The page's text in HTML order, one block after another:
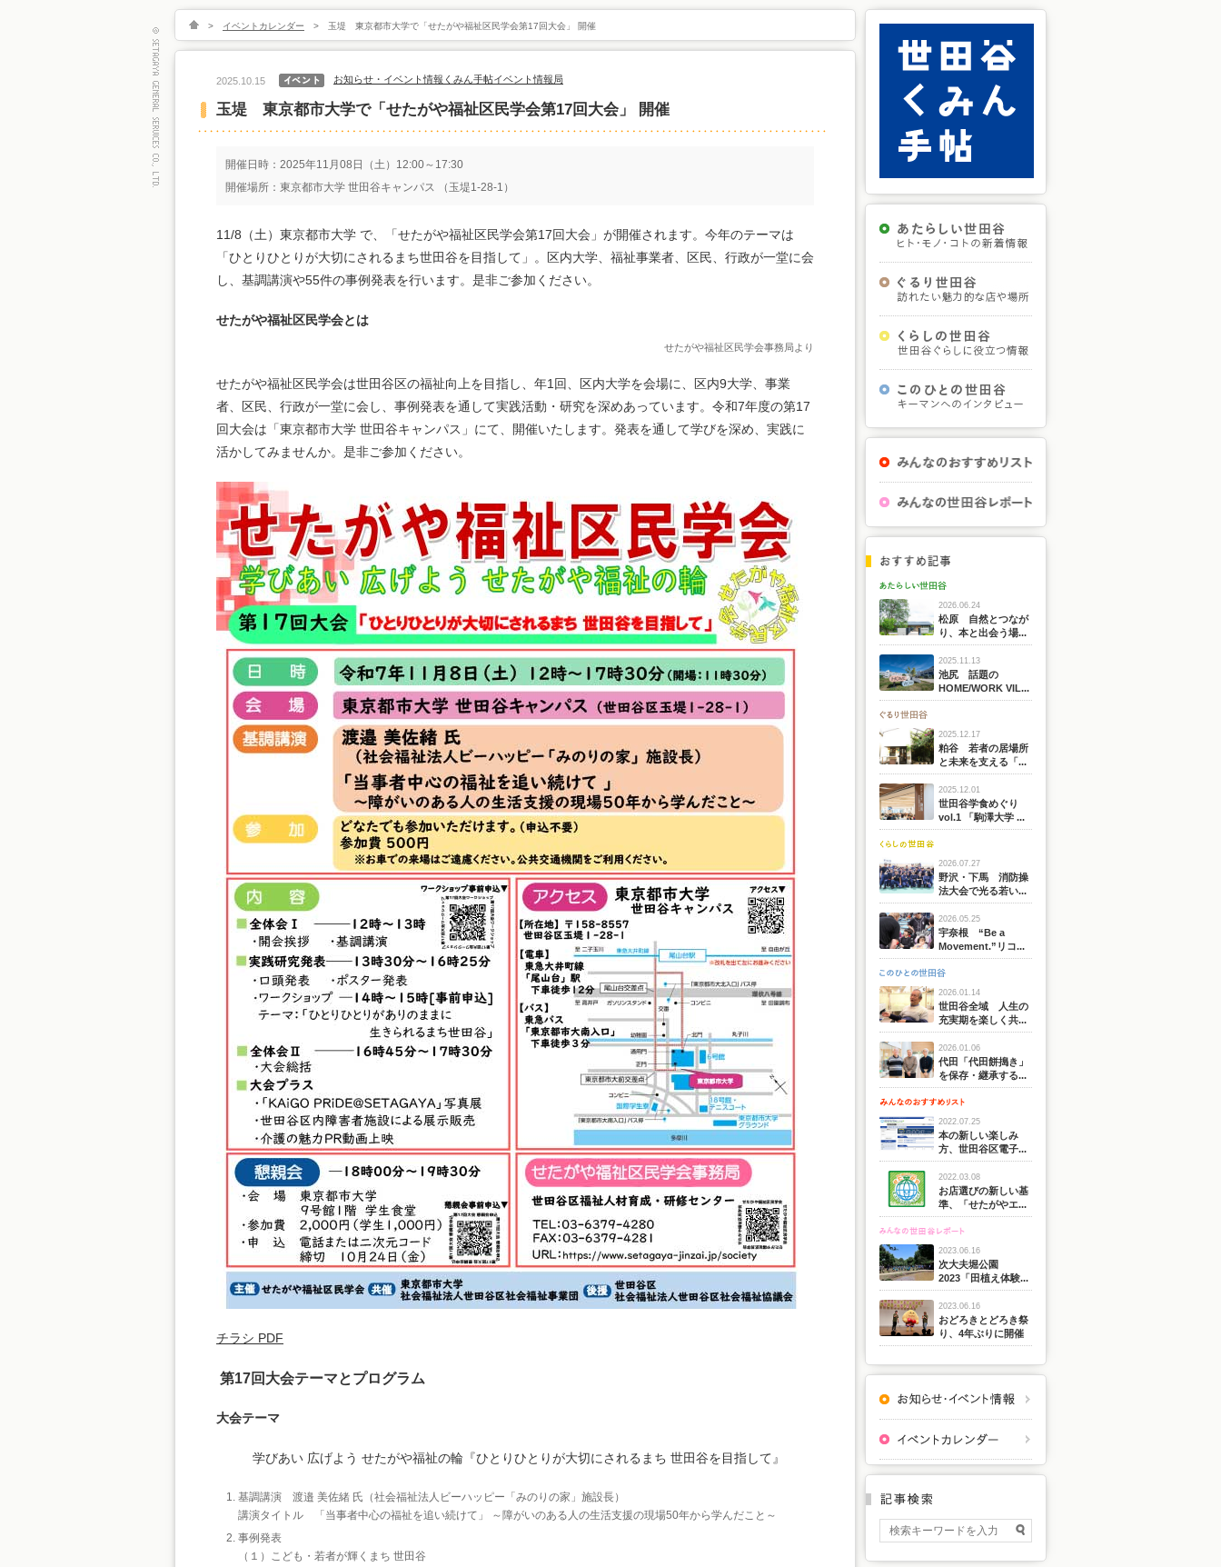
> イベントカレンダー > 玉堤 東京都市大学で「せたがや福祉区民学会第17回大会」 開催
2025.10.15 お知らせ・イベント情報 くみん手帖イベント情報局
玉堤 東京都市大学で「せたがや福祉区民学会第17回大会」 開催
開催日時：2025年11月08日（土）12:00～17:30
開催場所：東京都市大学 世田谷キャンパス （玉堤1-28-1）
11/8（土）東京都市大学 で、「せたがや福祉区民学会第17回大会」が開催されます。今年のテーマは
「ひとりひとりが大切にされるまち世田谷を目指して」。区内大学、福祉事業者、区民、行政が一堂に会
し、基調講演や55件の事例発表を行います。是非ご参加ください。
せたがや福祉区民学会とは
せたがや福祉区民学会事務局より
せたがや福祉区民学会は世田谷区の福祉向上を目指し、年1回、区内大学を会場に、区内9大学、事業
者、区民、行政が一堂に会し、事例発表を通して実践活動・研究を深めあっています。令和7年度の第17
回大会は「東京都市大学 世田谷キャンパス」にて、開催いたします。発表を通して学びを深め、実践に
活かしてみませんか。是非ご参加ください。
チラシ PDF
第17回大会テーマとプログラム
大会テーマ
学びあい 広げよう せたがや福祉の輪『ひとりひとりが大切にされるまち 世田谷を目指して』
基調講演 渡邉 美佐緒 氏（社会福祉法人ビーハッピー「みのりの家」施設長）
講演タイトル 「当事者中心の福祉を追い続けて」 ～障がいのある人の生活支援の現場50年から学んだこと～
事例発表
（１）こども・若者が輝くまち 世田谷
2026.06.24
松原 自然とつなが
り、本と出会う場...
2025.11.13
池尻 話題の
HOME/WORK VIL...
2025.12.17
粕谷 若者の居場所
と未来を支える「...
2025.12.01
世田谷学食めぐり
vol.1 「駒澤大学 ...
2026.07.27
野沢・下馬 消防操
法大会で光る若い...
2026.05.25
宇奈根 “Be a
Movement.”リコ...
2026.01.14
世田谷全域 人生の
充実期を楽しく共...
2026.01.06
代田「代田餅搗き」
を保存・継承する...
2022.07.25
本の新しい楽しみ
方、世田谷区電子...
2022.03.08
お店選びの新しい基
準、「せたがやエ...
2023.06.16
次大夫堀公園
2023「田植え体験...
2023.06.16
おどろきとどろき祭
り、4年ぶりに開催